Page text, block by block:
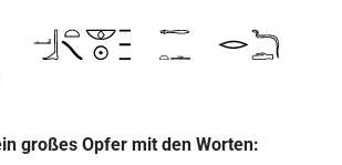
großes Opfer mit den Worten: